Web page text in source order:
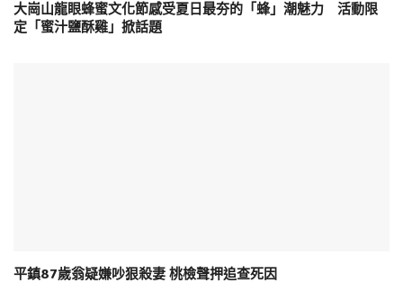
大崗山龍眼蜂蜜文化節感受夏日最夯的「蜂」潮魅力 活動限
定「蜜汁鹽酥雞」掀話題
平鎮87歲翁疑嫌吵狠殺妻 桃檢聲押追查死因